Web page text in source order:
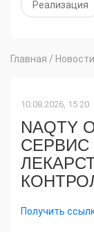
Реализация
Главная / Новости
10.08.2026, 15:20
NAQTY
СЕРВИС
Получить